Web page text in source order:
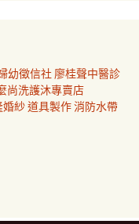
幼徵信社 廖桂聲中醫診
尚洗護沐專賣店
婚紗道具製作消防水帶